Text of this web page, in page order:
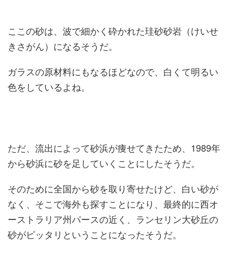
ここの砂は、波で細かく砕かれた珪砂砂岩（けいせ
きさがん）になるそうだ。
ガラスの原材料にもなるほどなので、白くて明るい
色をしているよね。
ただ、流出によって砂浜が痩せてきたため、1989年
から砂浜に砂を足していくことにしたそうだ。
そのために全国から砂を取り寄せたけど、白い砂が
なく、そこで海外も探すことになり、最終的に西オ
ーストラリア州パースの近く、ランセリン大砂丘の
砂がピッタリということになったそうだ。